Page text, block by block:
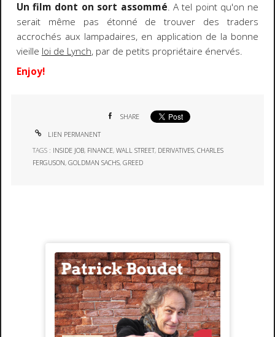
Un film dont on sort assommé. A tel point qu'on ne
serait même pas étonné de trouver des traders
accrochés aux lampadaires, en application de la bonne
vieille loi de Lynch, par de petits propriétaire énervés.
Enjoy!
SHARE
LIEN PERMANENT
TAGS : INSIDE JOB, FINANCE,WALL STREET, DERIVATIVES,CHARLES
FERGUSON,GOLDMAN SACHS,GREED